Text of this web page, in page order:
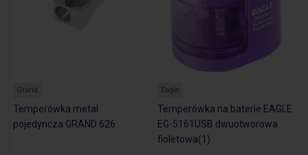
Grand
Temperówka metal
pojedyncza GRAND 626
Eagle
Temperówka na baterie EAGLE
EG-5161USB dwuotworowa
fioletowa(1)